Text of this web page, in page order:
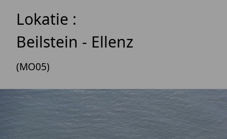
Lokatie :
Beilstein - Ellenz
(MO05)